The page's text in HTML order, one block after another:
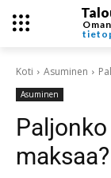
Koti Asuminen
Asuminen
maksaa?